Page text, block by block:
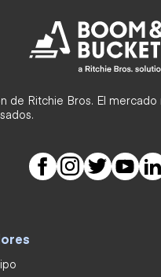
de Ritchie Bros. El